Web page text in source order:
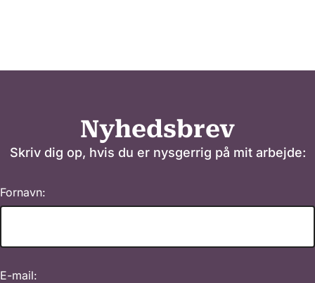
Nyhedsbrev
Skriv dig op, hvis du er nysgerrig på mit arbejde:
Fornavn:
E-mail: